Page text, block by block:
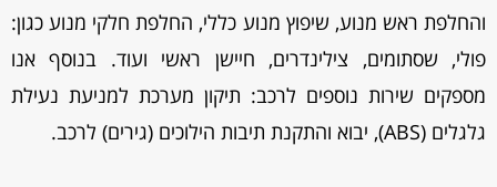
והחלפת ראש מנוע, שיפוץ מנוע כללי, החלפת חלקי מנוע כגון:
פולי, שסתומים, צילינדרים, חיישן ראשי ועוד. בנוסף אנו
מספקים שירות נוספים לרכב: תיקון מערכת למניעת נעילת
גלגלים (ABS), יבוא והתקנת תיבות הילוכים (גירים) לרכב.